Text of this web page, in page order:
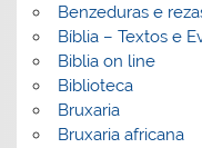
Benzeduras e
Bíblia – Textos e
Biblia on line
Biblioteca
Bruxaria
Bruxaria africana